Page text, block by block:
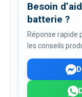
Besoin
batterie ?
Réponse rapide
les conseils